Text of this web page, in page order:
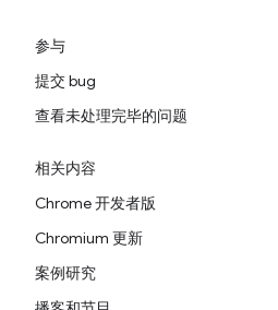
参与
提交 bug
查看未处理完毕的问题
相关内容
Chrome 开发者版
Chromium 更新
案例研究